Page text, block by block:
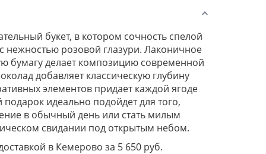
букет, в котором сочность спелой
нежностью розовой глазури. Лаконичное
бумагу делает композицию современной
добавляет классическую глубину
элементов придает каждой ягоде
идеально подойдет для того,
в обычный день или стать милым
свидании под открытым небом.
в Кемерово за 5 650 руб.